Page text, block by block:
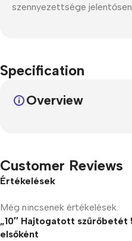
szennyezettsége
Specification
Overview
Customer Reviews
Értékelések
Még nincsenek értékelések.
„10″ Hajtogatott szűrőbetét
elsőként